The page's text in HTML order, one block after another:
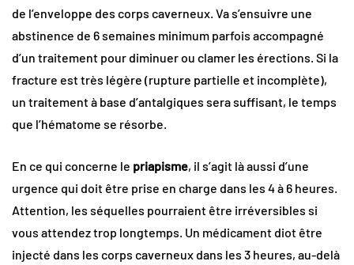
de l’enveloppe des corps caverneux. Va s’ensuivre une
abstinence de 6 semaines minimum parfois accompagné
d’un traitement pour diminuer ou clamer les érections. Si la
fracture est très légère (rupture partielle et incomplète),
un traitement à base d’antalgiques sera suffisant, le temps
que l’hématome se résorbe.
En ce qui concerne le priapisme, il s’agit là aussi d’une
urgence qui doit être prise en charge dans les 4 à 6 heures.
Attention, les séquelles pourraient être irréversibles si
vous attendez trop longtemps. Un médicament diot être
injecté dans les corps caverneux dans les 3 heures, au-delà